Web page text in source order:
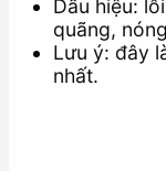
Dấu hiệu:
quãng,
Lưu ý: đây
nhất.